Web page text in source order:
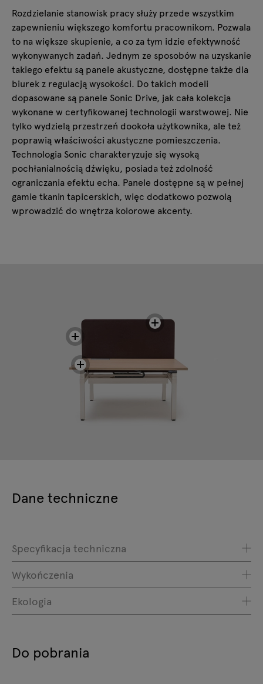
Rozdzielanie stanowisk pracy służy przede wszystkim
zapewnieniu większego komfortu pracownikom. Pozwala
to na większe skupienie, a co za tym idzie efektywność
wykonywanych zadań. Jednym ze sposobów na uzyskanie
takiego efektu są panele akustyczne, dostępne także dla
biurek z regulacją wysokości. Do takich modeli
dopasowane są panele Sonic Drive, jak cała kolekcja
wykonane w certyfikowanej technologii warstwowej. Nie
tylko wydzielą przestrzeń dookoła użytkownika, ale też
poprawią właściwości akustyczne pomieszczenia.
Technologia Sonic charakteryzuje się wysoką
pochłanialnością dźwięku, posiada też zdolność
ograniczania efektu echa. Panele dostępne są w pełnej
gamie tkanin tapicerskich, więc dodatkowo pozwolą
wprowadzić do wnętrza kolorowe akcenty.
Dane techniczne
Specyfikacja techniczna
Wykończenia
Ekologia
Do pobrania